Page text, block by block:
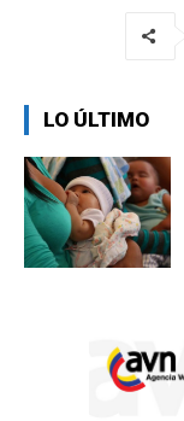
LO ÚLTIMO